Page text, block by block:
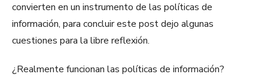
convierten en un instrumento de las políticas de
información, para concluir este post dejo algunas
cuestiones para la libre reflexión.
¿Realmente funcionan las políticas de información?